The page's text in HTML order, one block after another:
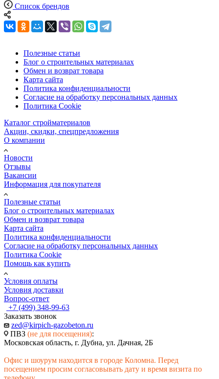
Список брендов
Полезные статьи
Блог о строительных материалах
Обмен и возврат товара
Карта сайта
Политика конфиденциальности
Согласие на обработку персональных данных
Политика Cookie
Каталог стройматериалов
Акции, скидки, спецпредложения
О компании
Новости
Отзывы
Вакансии
Информация для покупателя
Полезные статьи
Блог о строительных материалах
Обмен и возврат товара
Карта сайта
Политика конфиденциальности
Согласие на обработку персональных данных
Политика Cookie
Помощь как купить
Условия оплаты
Условия доставки
Вопрос-ответ
+7 (499) 348-99-63
Заказать звонок
zed@kirpich-gazobeton.ru
ПВЗ (не для посещения):
Московская область, г. Дубна, ул. Дачная, 2Б
Офис и шоурум находится в городе Коломна. Перед
посещением просим согласовывать дату и время визита по